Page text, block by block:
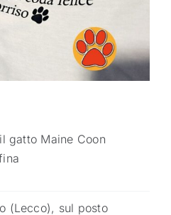
gatto Maine Coon
(Lecco), sul posto